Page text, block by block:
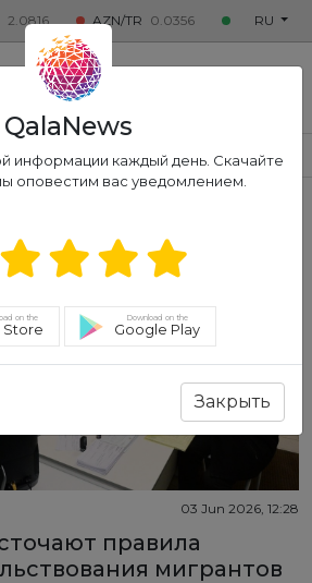
AZN/TR 0.0356 Qızıl 7250.1430
RU
NEWS
ЭКОНОМИКА
03 Jun 2026, 12:28
правила
мигрантов
QalaNews
информации каждый день. Скачайте
оповестим вас уведомлением.
on the
Store
Download on the
Google Play
Закрыть